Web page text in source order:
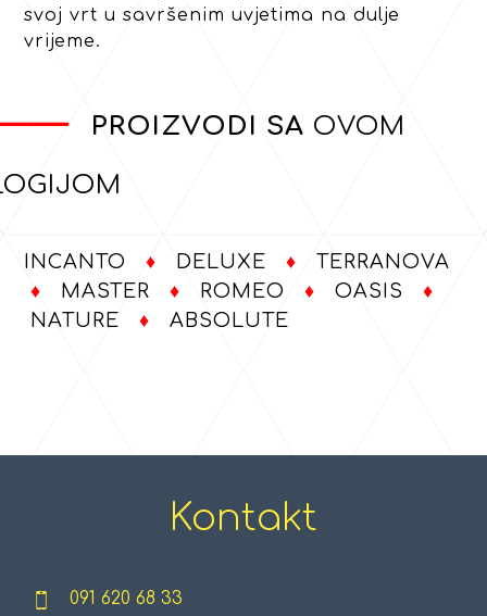
svoj vrt u savršenim uvjetima na dulje
vrijeme.
PROIZVODI SA OVOM
INCANTO ♦ DELUXE ♦
TERRANOVA
♦
MASTER ♦ ROMEO ♦ OASIS
♦
NATURE
♦ ABSOLUTE
Kontakt
091 620 68 33